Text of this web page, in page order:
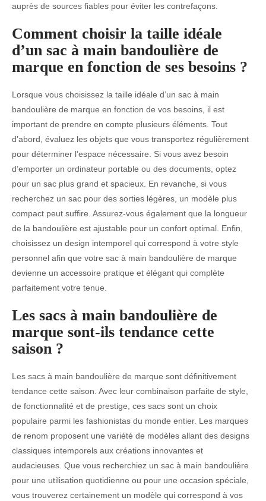
auprès de sources fiables pour éviter les contrefaçons.
Comment choisir la taille idéale
d’un sac à main bandoulière de
marque en fonction de ses besoins ?
Lorsque vous choisissez la taille idéale d’un sac à main
bandoulière de marque en fonction de vos besoins, il est
important de prendre en compte plusieurs éléments. Tout
d’abord, évaluez les objets que vous transportez régulièrement
pour déterminer l’espace nécessaire. Si vous avez besoin
d’emporter un ordinateur portable ou des documents, optez
pour un sac plus grand et spacieux. En revanche, si vous
recherchez un sac pour des sorties légères, un modèle plus
compact peut suffire. Assurez-vous également que la longueur
de la bandoulière est ajustable pour un confort optimal. Enfin,
choisissez un design intemporel qui correspond à votre style
personnel afin que votre sac à main bandoulière de marque
devienne un accessoire pratique et élégant qui complète
parfaitement votre tenue.
Les sacs à main bandoulière de
marque sont-ils tendance cette
saison ?
Les sacs à main bandoulière de marque sont définitivement
tendance cette saison. Avec leur combinaison parfaite de style,
de fonctionnalité et de prestige, ces sacs sont un choix
populaire parmi les fashionistas du monde entier. Les marques
de renom proposent une variété de modèles allant des designs
classiques intemporels aux créations innovantes et
audacieuses. Que vous recherchiez un sac à main bandoulière
pour une utilisation quotidienne ou pour une occasion spéciale,
vous trouverez certainement un modèle qui correspond à vos